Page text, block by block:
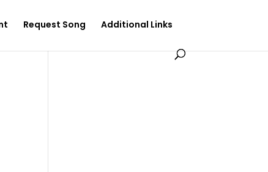
Request Song Additional Links